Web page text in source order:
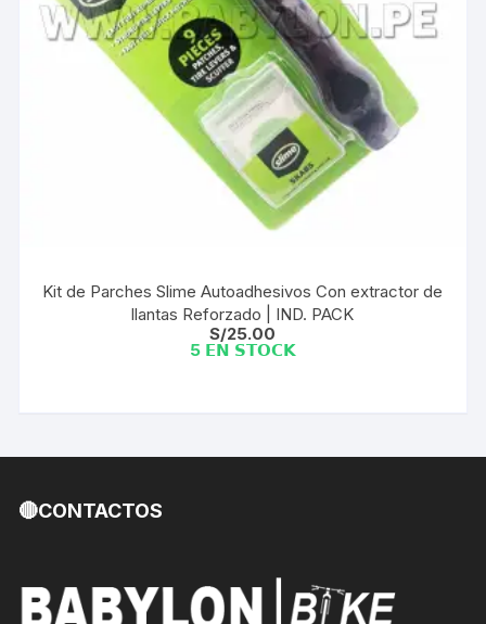
Kit de Parches Slime Autoadhesivos Con extractor de
llantas Reforzado | IND. PACK
S/25.00
5 𝗘𝗡 𝗦𝗧𝗢𝗖𝗞
🔴CONTACTOS